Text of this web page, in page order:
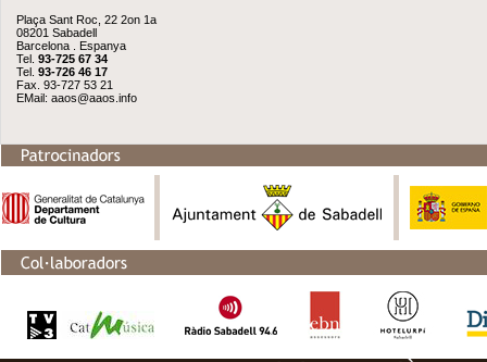
Plaça Sant Roc, 22 2on 1a
08201 Sabadell
Barcelona . Espanya
Tel. 93-725 67 34
Tel. 93-726 46 17
Fax. 93-727 53 21
EMail: aaos@aaos.info